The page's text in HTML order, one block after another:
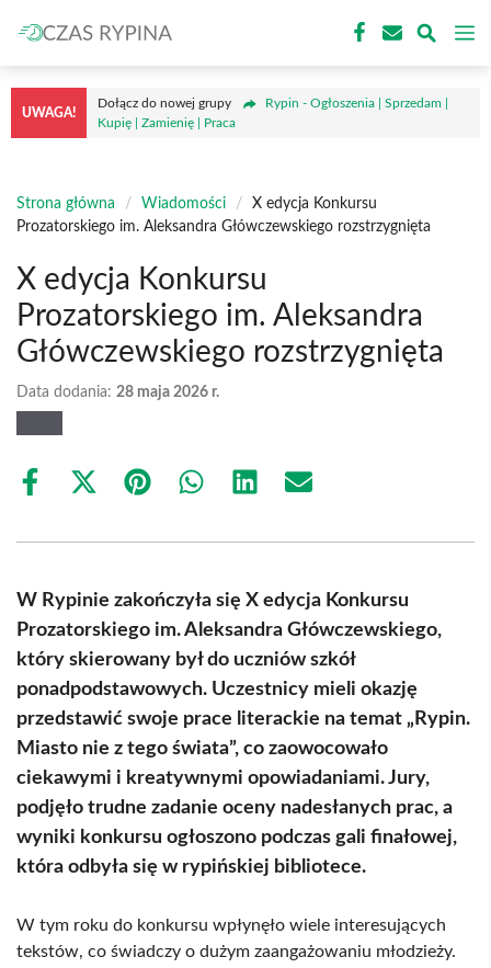
do
treści
UWAGA!
Dołącz do nowej grupy
Rypin - Ogłoszenia | Sprzedam |
Kupię | Zamienię | Praca
Strona główna / Wiadomości /
X edycja Konkursu
Prozatorskiego im. Aleksandra Główczewskiego rozstrzygnięta
X edycja Konkursu
Prozatorskiego im. Aleksandra
Główczewskiego rozstrzygnięta
Data dodania: 28 maja 2026 r.
Share
Share
(Twitter)
Share Share Share Share
W Rypinie zakończyła się X edycja Konkursu
Prozatorskiego im. Aleksandra Główczewskiego,
który skierowany był do uczniów szkół
ponadpodstawowych. Uczestnicy mieli okazję
przedstawić swoje prace literackie na temat „Rypin.
Miasto nie z tego świata”, co zaowocowało
ciekawymi i kreatywnymi opowiadaniami. Jury,
podjęło trudne zadanie oceny nadesłanych prac, a
wyniki konkursu ogłoszono podczas gali finałowej,
która odbyła się w rypińskiej bibliotece.
W tym roku do konkursu wpłynęło wiele interesujących
tekstów, co świadczy o dużym zaangażowaniu młodzieży.